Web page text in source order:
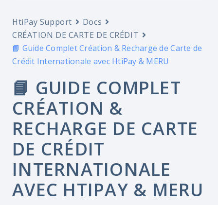
HtiPay Support
Docs
CRÉATION DE CARTE DE CRÉDIT
📘 Guide Complet Création & Recharge de Carte de
Crédit Internationale avec HtiPay & MERU
📘 GUIDE COMPLET
CRÉATION &
RECHARGE DE CARTE
DE CRÉDIT
INTERNATIONALE
AVEC HTIPAY & MERU